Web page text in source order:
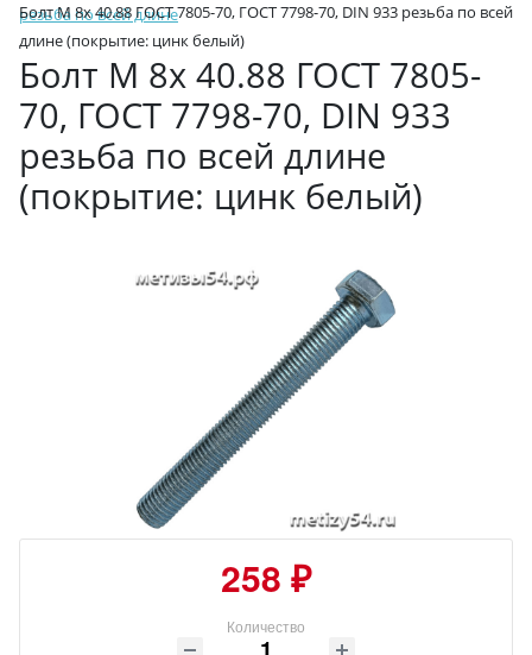
резьба по всей длине
Болт М 8х 40.88 ГОСТ 7805-70, ГОСТ 7798-70, DIN 933 резьба по всей
длине (покрытие: цинк белый)
Болт М 8х 40.88 ГОСТ 7805-
70, ГОСТ 7798-70, DIN 933
резьба по всей длине
(покрытие: цинк белый)
258 ₽
Количество